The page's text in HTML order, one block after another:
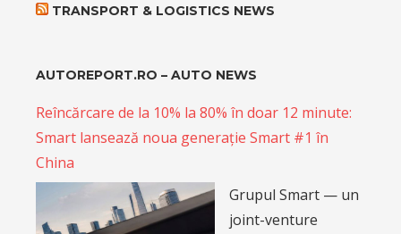
TRANSPORT & LOGISTICS NEWS
AUTOREPORT.RO – AUTO NEWS
Reîncărcare de la 10% la 80% în doar 12 minute:
Smart lansează noua generație Smart #1 în
China
Grupul Smart — un
joint-venture